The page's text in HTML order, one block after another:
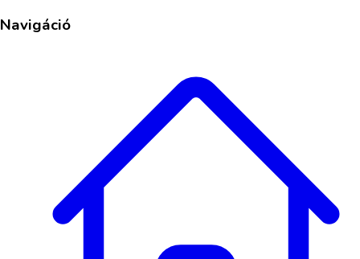
Navigáció